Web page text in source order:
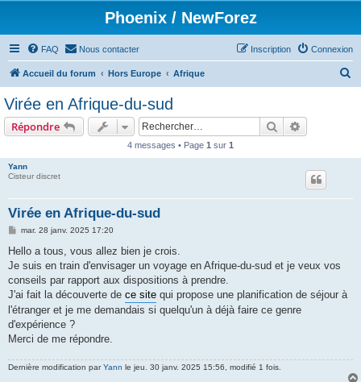
Phoenix / NewForez
FAQ Nous contacter Connexion
Inscription
Accueil du forum Hors Europe Afrique
Virée en Afrique-du-sud
Répondre Rechercher
4 messages • Page 1 sur 1
Yann
Cisteur discret
Virée en Afrique-du-sud
M
s
a
g
mar. 28 janv. 2025 17:20
Hello a tous, vous allez bien je crois.
Je suis en train d'envisager un voyage en Afrique-du-sud et je veux vos
conseils par rapport aux dispositions à prendre.
J'ai fait la découverte de ce site qui propose une planification de séjour à
l'étranger et je me demandais si quelqu'un à déjà faire ce genre
d'expérience ?
Merci de me répondre.
Dernière modification parYann le jeu. 30 janv. 2025 15:56, modifié 1 fois.